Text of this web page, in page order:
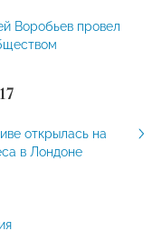
Воробьев провел
открылась на
в Лондоне